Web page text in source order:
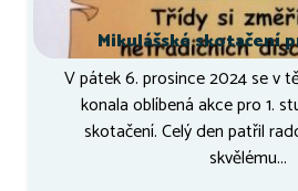
Mikulášské skotačení
V pátek 6. prosince 2024 se v
konala oblíbená akce pro 1.
skotačení. Celý den patřil
skvělému...